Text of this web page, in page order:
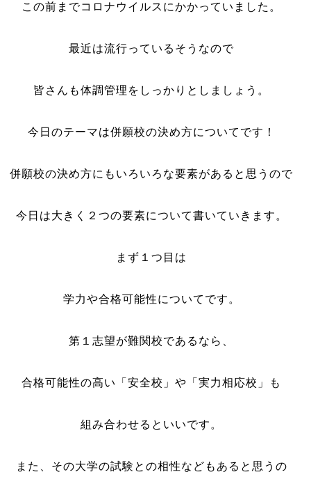
この前までコロナウイルスにかかっていました。
最近は流行っているそうなので
皆さんも体調管理をしっかりとしましょう。
今日のテーマは併願校の決め方についてです！
併願校の決め方にもいろいろな要素があると思うので
今日は大きく２つの要素について書いていきます。
まず１つ目は
学力や合格可能性についてです。
第１志望が難関校であるなら、
合格可能性の高い「安全校」や「実力相応校」も
組み合わせるといいです。
また、その大学の試験との相性などもあると思うの